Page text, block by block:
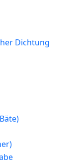
Dichtung